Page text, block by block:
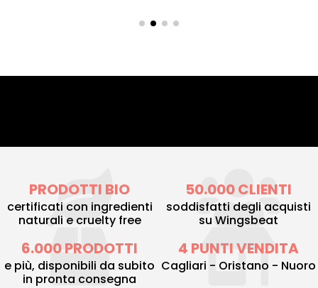
PRODOTTI BIO
certificati con ingredienti
naturali e cruelty free
50.000 CLIENTI
soddisfatti degli acquisti
su Wingsbeat
6.000 PRODOTTI
e più, disponibili da subito
in pronta consegna
4 PUNTI VENDITA
Cagliari - Oristano - Nuoro